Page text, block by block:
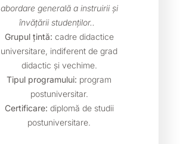
abordare generală a instruirii și
învățării studenților..
Grupul țintă: cadre didactice
universitare, indiferent de grad
didactic și vechime.
Tipul programului: program
postuniversitar.
Certificare: diplomă de studii
postuniversitare.